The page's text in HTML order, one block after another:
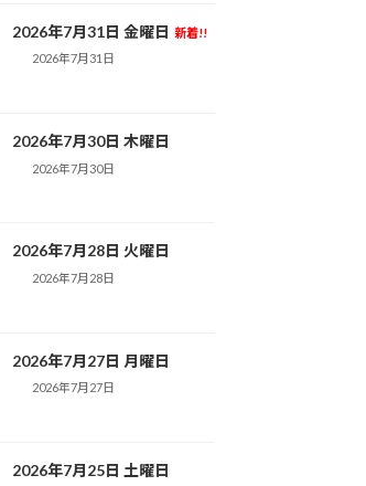
2026年7月31日 金曜日 新着!!
2026年7月31日
2026年7月30日 木曜日
2026年7月30日
2026年7月28日 火曜日
2026年7月28日
2026年7月27日 月曜日
2026年7月27日
2026年7月25日 土曜日